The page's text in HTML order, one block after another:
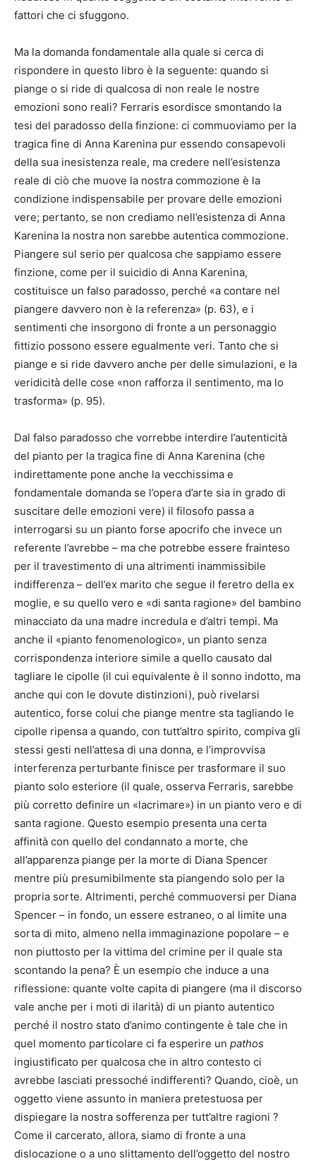
fattori che ci sfuggono.
Ma la domanda fondamentale alla quale si cerca di
rispondere in questo libro è la seguente: quando si
piange o si ride di qualcosa di non reale le nostre
emozioni sono reali? Ferraris esordisce smontando la
tesi del paradosso della finzione: ci commuoviamo per la
tragica fine di Anna Karenina pur essendo consapevoli
della sua inesistenza reale, ma credere nell’esistenza
reale di ciò che muove la nostra commozione è la
condizione indispensabile per provare delle emozioni
vere; pertanto, se non crediamo nell’esistenza di Anna
Karenina la nostra non sarebbe autentica commozione.
Piangere sul serio per qualcosa che sappiamo essere
finzione, come per il suicidio di Anna Karenina,
costituisce un falso paradosso, perché «a contare nel
piangere davvero non è la referenza» (p. 63), e i
sentimenti che insorgono di fronte a un personaggio
fittizio possono essere egualmente veri. Tanto che si
piange e si ride davvero anche per delle simulazioni, e la
veridicità delle cose «non rafforza il sentimento, ma lo
trasforma» (p. 95).
Dal falso paradosso che vorrebbe interdire l’autenticità
del pianto per la tragica fine di Anna Karenina (che
indirettamente pone anche la vecchissima e
fondamentale domanda se l’opera d’arte sia in grado di
suscitare delle emozioni vere) il filosofo passa a
interrogarsi su un pianto forse apocrifo che invece un
referente l’avrebbe – ma che potrebbe essere frainteso
per il travestimento di una altrimenti inammissibile
indifferenza – dell’ex marito che segue il feretro della ex
moglie, e su quello vero e «di santa ragione» del bambino
minacciato da una madre incredula e d’altri tempi. Ma
anche il «pianto fenomenologico», un pianto senza
corrispondenza interiore simile a quello causato dal
tagliare le cipolle (il cui equivalente è il sonno indotto, ma
anche qui con le dovute distinzioni), può rivelarsi
autentico, forse colui che piange mentre sta tagliando le
cipolle ripensa a quando, con tutt’altro spirito, compiva gli
stessi gesti nell’attesa di una donna, e l’improvvisa
interferenza perturbante finisce per trasformare il suo
pianto solo esteriore (il quale, osserva Ferraris, sarebbe
più corretto definire un «lacrimare») in un pianto vero e di
santa ragione. Questo esempio presenta una certa
affinità con quello del condannato a morte, che
all’apparenza piange per la morte di Diana Spencer
mentre più presumibilmente sta piangendo solo per la
propria sorte. Altrimenti, perché commuoversi per Diana
Spencer – in fondo, un essere estraneo, o al limite una
sorta di mito, almeno nella immaginazione popolare – e
non piuttosto per la vittima del crimine per il quale sta
scontando la pena? È un esempio che induce a una
riflessione: quante volte capita di piangere (ma il discorso
vale anche per i moti di ilarità) di un pianto autentico
perché il nostro stato d’animo contingente è tale che in
quel momento particolare ci fa esperire un pathos
ingiustificato per qualcosa che in altro contesto ci
avrebbe lasciati pressoché indifferenti? Quando, cioè, un
oggetto viene assunto in maniera pretestuosa per
dispiegare la nostra sofferenza per tutt’altre ragioni ?
Come il carcerato, allora, siamo di fronte a una
dislocazione o a uno slittamento dell’oggetto del nostro